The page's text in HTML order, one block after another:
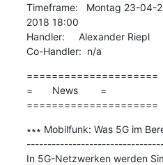
Timeframe:   Montag 23-04-
2018 18:00
Handler:     Alexander Riepl
Co-Handler:  n/a
=====================
=       News        =
=====================
∗∗∗ Mobilfunk: Was 5G im
In 5G-Netzwerken werden